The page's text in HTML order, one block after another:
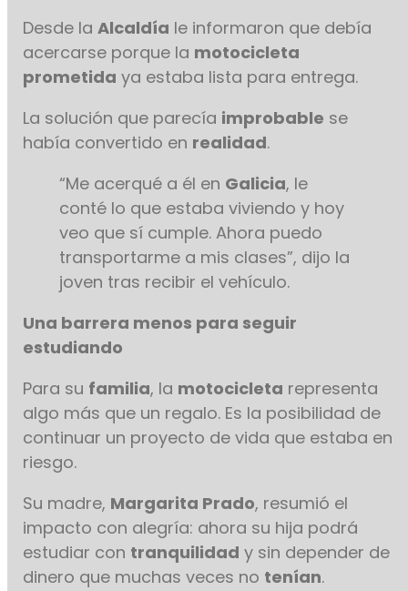
Desde laAlcaldía le informaron que debía
acercarse porque la motocicleta
prometida ya estaba lista para entrega.
La solución que parecía improbable se
había convertido en realidad.
“Me acerqué a él en Galicia, le
conté lo que estaba viviendo y hoy
veo que sí cumple. Ahora puedo
transportarme a mis clases”, dijo la
joven tras recibir el vehículo.
Una barrera menos para seguir
estudiando
Para su familia, la motocicleta representa
algo más que un regalo. Es la posibilidad de
continuar un proyecto de vida que estaba en
riesgo.
Su madre, Margarita Prado, resumió el
impacto con alegría: ahora su hija podrá
estudiar con tranquilidad y sin depender de
dinero que muchas veces no tenían.